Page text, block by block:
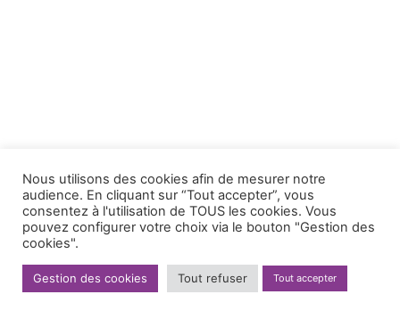
Nous utilisons des cookies afin de mesurer notre
audience. En cliquant sur “Tout accepter”, vous
consentez à l'utilisation de TOUS les cookies. Vous
pouvez configurer votre choix via le bouton "Gestion des
cookies".
Gestion des cookies Tout refuser Tout accepter